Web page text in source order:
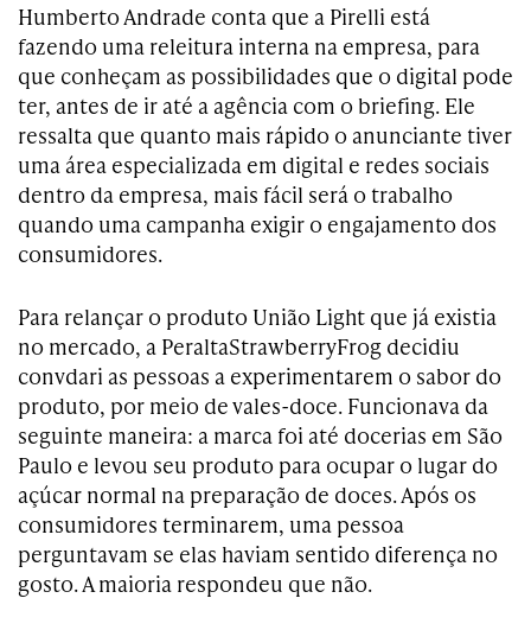
Humberto Andrade conta que a Pirelli está
fazendo uma releitura interna na empresa, para
que conheçam as possibilidades que o digital pode
ter, antes de ir até a agência com o briefing. Ele
ressalta que quanto mais rápido o anunciante tiver
uma área especializada em digital e redes sociais
dentro da empresa, mais fácil será o trabalho
quando uma campanha exigir o engajamento dos
consumidores.
Para relançar o produto União Light que já existia
no mercado, a PeraltaStrawberryFrog decidiu
convdari as pessoas a experimentarem o sabor do
produto, por meio de vales-doce. Funcionava da
seguinte maneira: a marca foi até docerias em São
Paulo e levou seu produto para ocupar o lugar do
açúcar normal na preparação de doces. Após os
consumidores terminarem, uma pessoa
perguntavam se elas haviam sentido diferença no
gosto. A maioria respondeu que não.